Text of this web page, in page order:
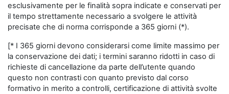
esclusivamente per le finalità sopra indicate e conservati per
il tempo strettamente necessario a svolgere le attività
precisate che di norma corrisponde a 365 giorni (*).
[* I 365 giorni devono considerarsi come limite massimo per
la conservazione dei dati; i termini saranno ridotti in caso di
richieste di cancellazione da parte dell’utente quando
questo non contrasti con quanto previsto dal corso
formativo in merito a controlli, certificazione di attività svolte